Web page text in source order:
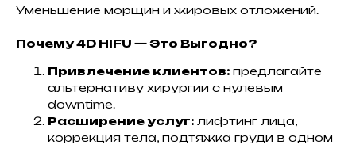
Уменьшение морщин и жировых отложений.
Почему 4D HIFU — Это Выгодно?
Привлечение клиентов: предлагайте
альтернативу хирургии с нулевым
downtime.
Расширение услуг: лифтинг лица,
коррекция тела, подтяжка груди в одном